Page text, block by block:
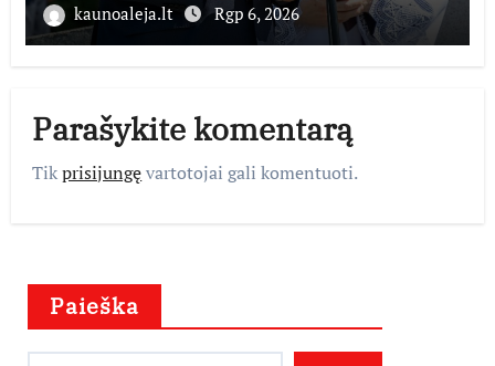
kaunoaleja.lt Rgp 6, 2026
Parašykite komentarą
Tikprisijungęvartotojai gali komentuoti.
Paieška